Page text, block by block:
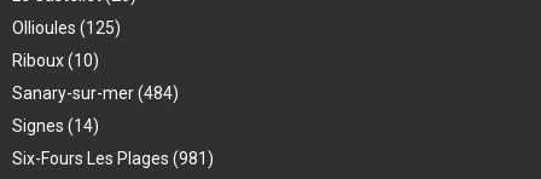
Ollioules (125)
Riboux(10)
Sanary-sur-mer(484)
Signes (14)
Six-Fours Les Plages (981)